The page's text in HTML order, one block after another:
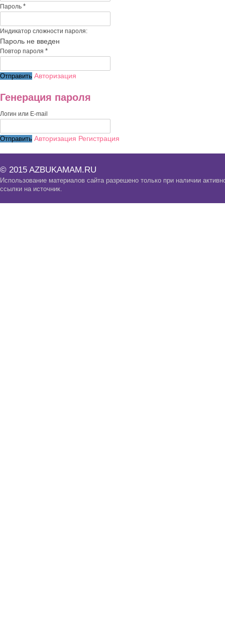
Пароль *
Индикатор сложности пароля:
Пароль не введен
Повтор пароля *
Авторизация
Генерация пароля
Логин или E-mail
Авторизация Регистрация
© 2015 AZBUKAMAM.RU
Использование материалов сайта разрешено только при наличии
ссылки на источник.